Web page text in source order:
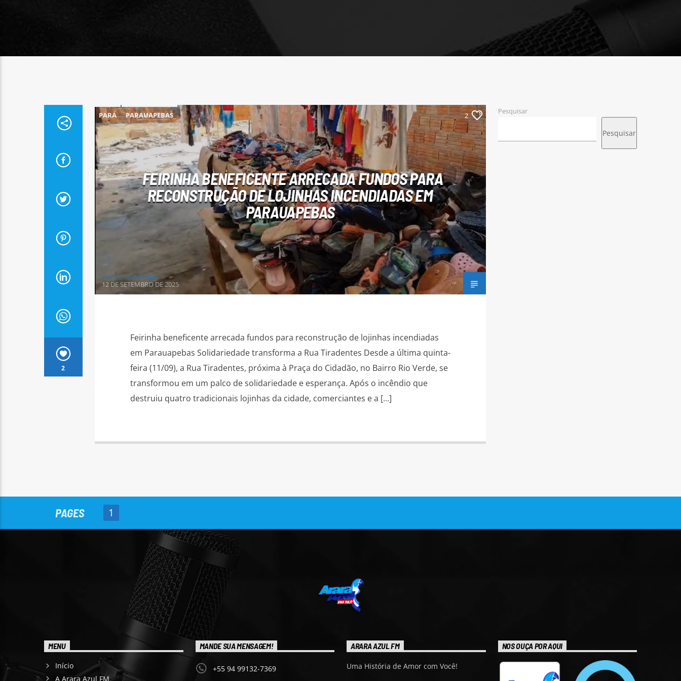
2
PARÁ PARAUAPEBAS 2
FEIRINHA BENEFICENTE ARRECADA FUNDOS PARA
RECONSTRUÇÃO DE LOJINHAS INCENDIADAS EM
PARAUAPEBAS
Henrique Gonzaga
12 DE SETEMBRO DE 2025
Feirinha beneficente arrecada fundos para reconstrução de lojinhas incendiadas
em Parauapebas Solidariedade transforma a Rua Tiradentes Desde a última quinta-
feira (11/09), a Rua Tiradentes, próxima à Praça do Cidadão, no Bairro Rio Verde, se
transformou em um palco de solidariedade e esperança. Após o incêndio que
destruiu quatro tradicionais lojinhas da cidade, comerciantes e a […]
Pesquisar
Pesquisar
PAGES 1
MENU
Início
A Arara Azul FM
MANDE SUA MENSAGEM!
+55 94 99132-7369
ARARA AZUL FM
Uma História de Amor com Você!
NOS OUÇA POR AQUI